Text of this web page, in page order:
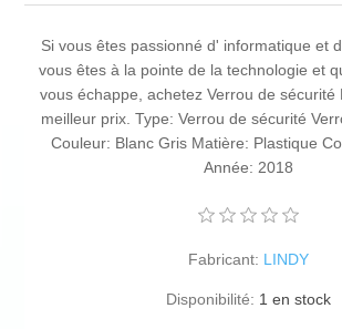
Si vous êtes passionné d' informatique et
vous êtes à la pointe de la technologie et
vous échappe, achetez Verrou de sécurité
meilleur prix. Type: Verrou de sécurité
Couleur: Blanc Gris Matière: Plastique
Année: 2018
Fabricant: LINDY
Disponibilité: 1 en stock